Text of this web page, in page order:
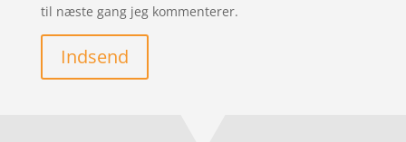
til næste gang jeg kommenterer.
Indsend